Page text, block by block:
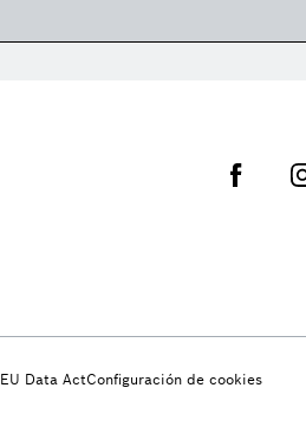
EU Data ActConfiguración de cookies